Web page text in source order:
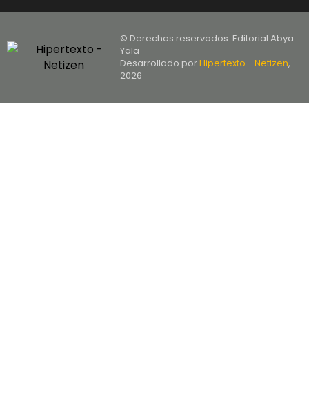
© Derechos reservados. Editorial Abya
Yala
Desarrollado porHipertexto - Netizen,
2026